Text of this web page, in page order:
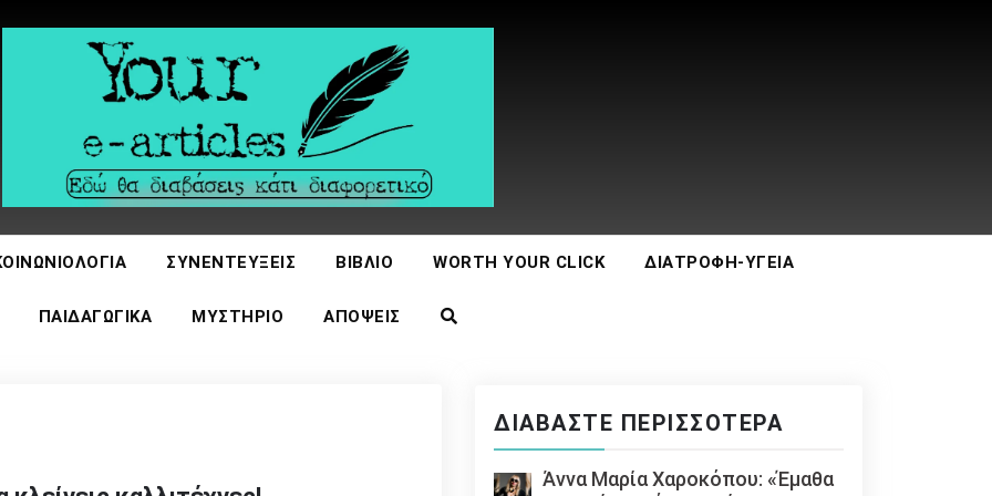
ΣΥΝΕΝΤΕΎΞΕΙΣ ΒΙΒΛΊΟ WORTH YOUR CLICK ΔΙΑΤΡΟΦΉ-ΥΓΕΊΑ
ΠΑΙΔΑΓΩΓΙΚΆ ΜΥΣΤΉΡΙΟ ΑΠΌΨΕΙΣ
ΔΙΑΒΆΣΤΕ ΠΕΡΙΣΣΌΤΕΡΑ
Άννα Μαρία Χαροκόπου: «Έμαθα